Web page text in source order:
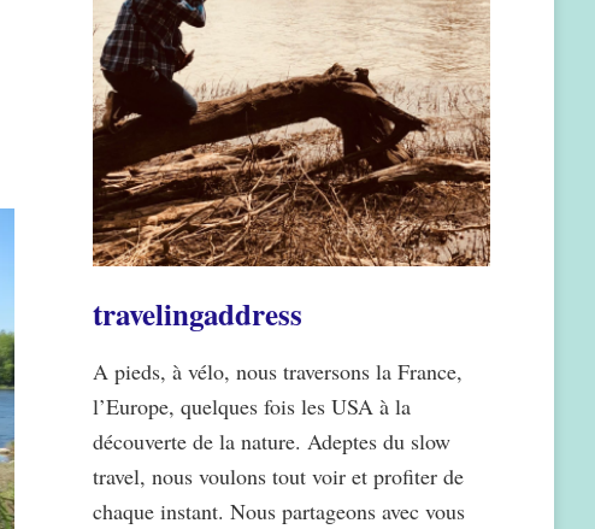
travelingaddress
A pieds, à vélo, nous traversons la France,
l’Europe, quelques fois les USA à la
découverte de la nature. Adeptes du slow
travel, nous voulons tout voir et profiter de
chaque instant. Nous partageons avec vous